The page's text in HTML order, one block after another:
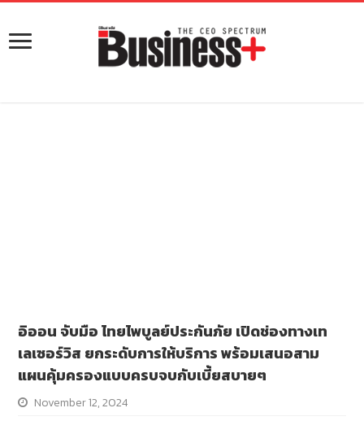
อิออน จับมือ ไทยไพบูลย์ประกันภัย เปิดช่องทางเท
เลเซอร์วิส ยกระดับการให้บริการ พร้อมเสนอสาม
แผนคุ้มครองแบบครบจบกับเบี้ยสบายๆ
November 12, 2024